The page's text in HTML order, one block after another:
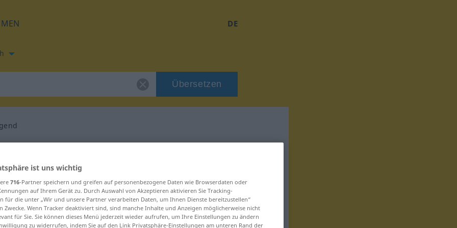
DE
Übersetzen
für "überwiegend"
ist uns wichtig
716-Partner speichern und greifen auf personenbezogene Daten wie Browserdaten oder
auf Ihrem Gerät zu. Durch Auswahl von Akzeptieren aktivieren Sie Tracking-
für die unter „Wir und unsere Partner verarbeiten Daten, um Ihnen Dienste bereitzustellen“
Zwecke. Wenn Tracker deaktiviert sind, sind manche Inhalte und Anzeigen möglicherweise nicht
für Sie. Sie können dieses Menü jederzeit wieder aufrufen, um Ihre Einstellungen zu ändern
zu widerrufen, indem Sie auf den Link Privatsphäre-Einstellungen am unteren Rand der